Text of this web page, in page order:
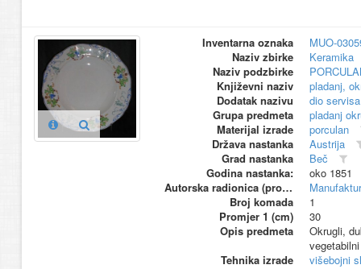
Inventarna oznaka
MUO-
Naziv zbirke
Keramika
Naziv podzbirke
Književni naziv
pladanj,
Dodatak nazivu
dio
Grupa predmeta
pladanj
Materijal izrade
porculan
Država nastanka
Austrija
Grad nastanka
Beč
Godina nastanka:
oko 1851
Autorska radionica (proizvođač)
Broj komada
1
Promjer 1 (cm)
30
Opis predmeta
Okrugli,
Tehnika izrade
višebojni